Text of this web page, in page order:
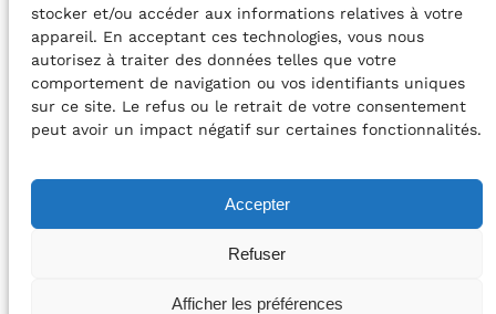
stocker et/ou accéder aux informations relatives à votre
appareil. En acceptant ces technologies, vous nous
autorisez à traiter des données telles que votre
comportement de navigation ou vos identifiants uniques
sur ce site. Le refus ou le retrait de votre consentement
peut avoir un impact négatif sur certaines fonctionnalités.
Accepter
Refuser
Afficher les préférences
©2026 Centre Avec asblBE33 5230​ 8091​ 4546
avec le soutien de la Fédération Wallonie-Bruxelles
POLITIQUE DE CONFIDENTIALITÉ